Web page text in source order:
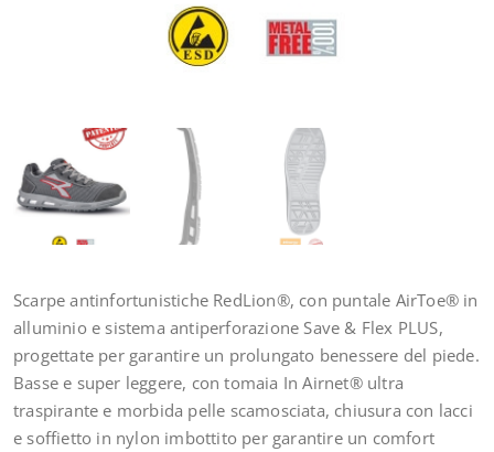
Scarpe antinfortunistiche RedLion®, con puntale AirToe® in
alluminio e sistema antiperforazione Save & Flex PLUS,
progettate per garantire un prolungato benessere del piede.
Basse e super leggere, con tomaia In Airnet® ultra
traspirante e morbida pelle scamosciata, chiusura con lacci
e soffietto in nylon imbottito per garantire un comfort